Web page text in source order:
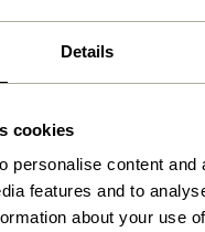
Details
cookies
personalise content and
features and to
about your use